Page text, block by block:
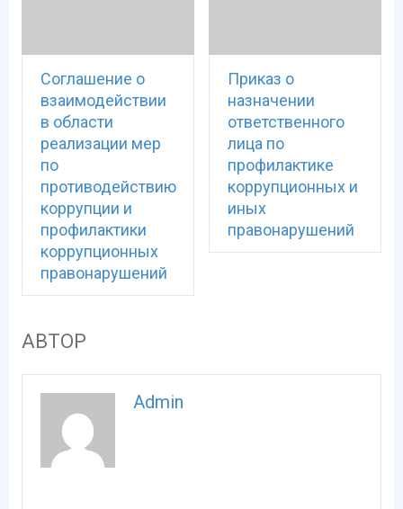
Соглашение о
взаимодействии
в области
реализации мер
по
противодействию
коррупции и
профилактики
коррупционных
правонарушений
Приказ о
назначении
ответственного
лица по
профилактике
коррупционных и
иных
правонарушений
АВТОР
Admin